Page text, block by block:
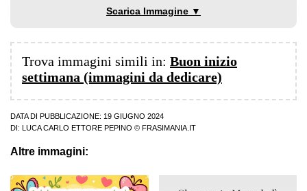
Scarica Immagine ▼
Trova immagini simili in: Buon inizio
settimana (immagini da dedicare)
DATA DI PUBBLICAZIONE: 19 GIUGNO 2024
DI:
LUCA CARLO ETTORE PEPINO © FRASIMANIA.IT
Altre immagini: